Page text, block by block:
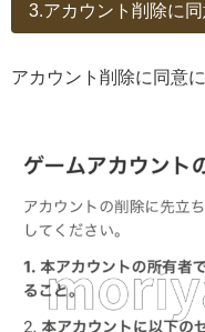
3.アカウント削除に
アカウント削除に同意